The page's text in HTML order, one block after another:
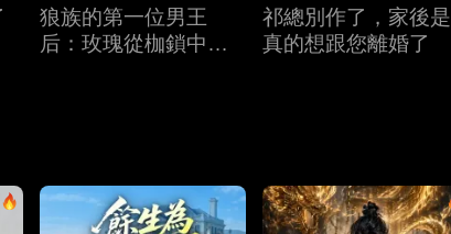
狼族的第一位男王
后：玫瑰從枷鎖中綻
祁總別作了，家後是
真的想跟您離婚了